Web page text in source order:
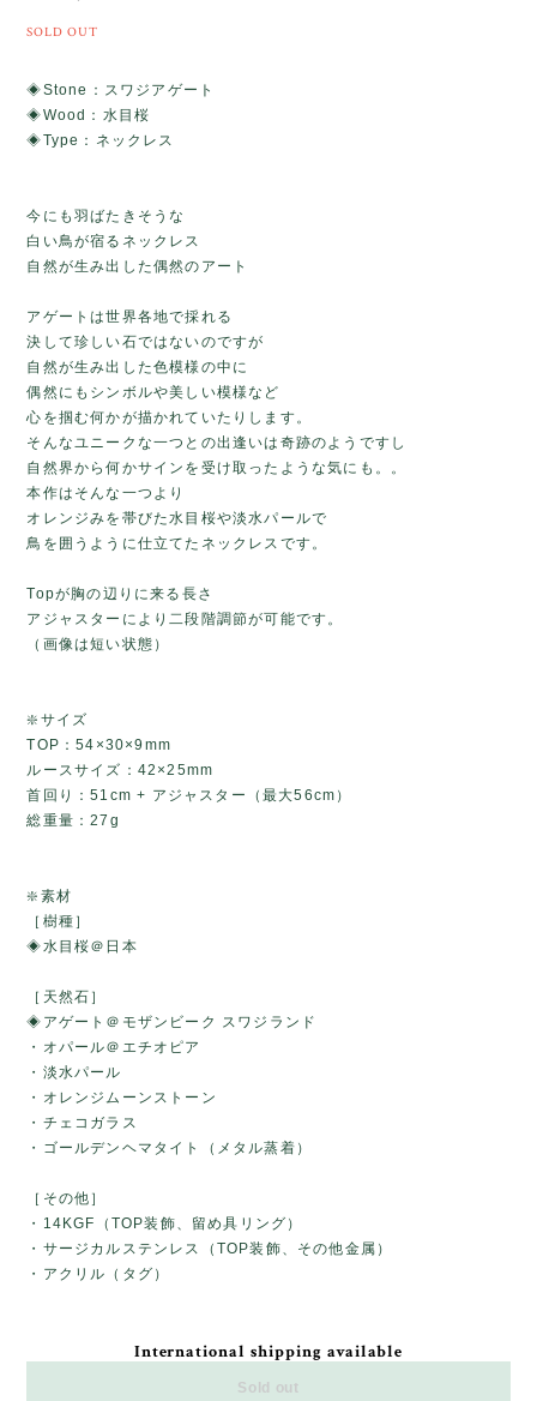
SOLD OUT
◈Stone：スワジアゲート
◈Wood：水目桜
◈Type：ネックレス
今にも羽ばたきそうな
白い鳥が宿るネックレス
自然が生み出した偶然のアート
アゲートは世界各地で採れる
決して珍しい石ではないのですが
自然が生み出した色模様の中に
偶然にもシンボルや美しい模様など
心を掴む何かが描かれていたりします。
そんなユニークな一つとの出逢いは奇跡のようですし
自然界から何かサインを受け取ったような気にも。。
本作はそんな一つより
オレンジみを帯びた水目桜や淡水パールで
鳥を囲うように仕立てたネックレスです。
Topが胸の辺りに来る長さ
アジャスターにより二段階調節が可能です。
（画像は短い状態）
❇️サイズ
TOP：54×30×9mm
ルースサイズ：42×25mm
首回り：51cm + アジャスター（最大56cm）
総重量：27g
❇️素材
［樹種］
◈水目桜＠日本
［天然石］
◈アゲート＠モザンビーク スワジランド
・オパール＠エチオピア
・淡水パール
・オレンジムーンストーン
・チェコガラス
・ゴールデンヘマタイト（メタル蒸着）
［その他］
・14KGF（TOP装飾、留め具リング）
・サージカルステンレス（TOP装飾、その他金属）
・アクリル（タグ）
International shipping available
Sold out